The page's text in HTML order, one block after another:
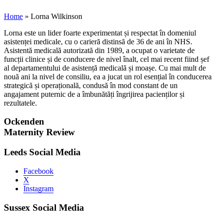
Home » Lorna Wilkinson
Lorna este un lider foarte experimentat și respectat în domeniul
asistenței medicale, cu o carieră distinsă de 36 de ani în NHS.
Asistentă medicală autorizată din 1989, a ocupat o varietate de
funcții clinice și de conducere de nivel înalt, cel mai recent fiind șef
al departamentului de asistență medicală și moașe. Cu mai mult de
nouă ani la nivel de consiliu, ea a jucat un rol esențial în conducerea
strategică și operațională, condusă în mod constant de un
angajament puternic de a îmbunătăți îngrijirea pacienților și
rezultatele.
Ockenden
Maternity Review
Leeds Social Media
Facebook
X
Instagram
Sussex Social Media